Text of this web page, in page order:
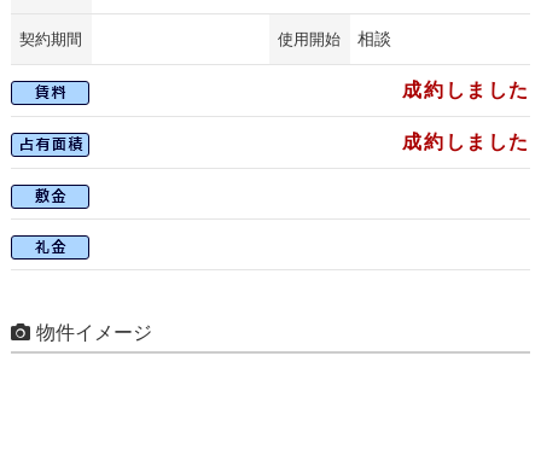
契約期間 使用開始 相談
成約しました
成約しました
物件イメージ